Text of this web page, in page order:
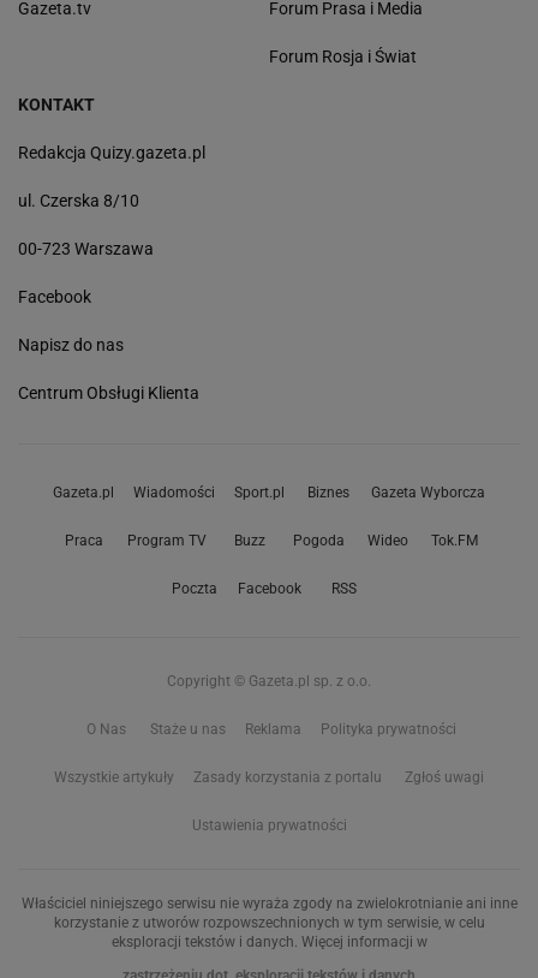
Gazeta.tv Forum Prasa i Media
Forum Rosja i Świat
KONTAKT
Redakcja Quizy.gazeta.pl
ul. Czerska 8/10
00-723 Warszawa
Facebook
Napisz do nas
Centrum Obsługi Klienta
Gazeta.pl Wiadomości Sport.pl Biznes Gazeta Wyborcza
Praca Program TV Buzz Pogoda Wideo Tok.FM
Poczta Facebook RSS
Copyright © Gazeta.pl sp. z o.o.
O Nas Staże u nas Reklama Polityka prywatności
Wszystkie artykuły Zasady korzystania z portalu Zgłoś uwagi
Ustawienia prywatności
Właściciel niniejszego serwisu nie wyraża zgody na zwielokrotnianie ani inne
korzystanie z utworów rozpowszechnionych w tym serwisie, w celu
eksploracji tekstów i danych. Więcej informacji w